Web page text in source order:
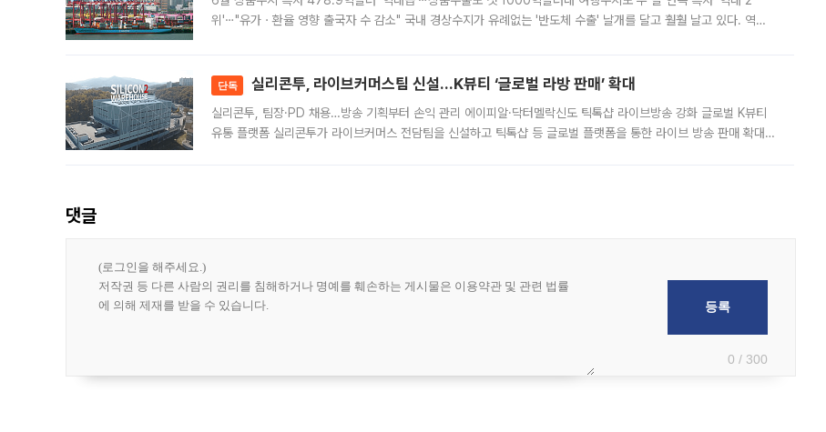
위'⋯"유가ㆍ환율 영향 출국자 수 감소" 국내 경상수지가 유례없는 '반도체 수출' 날개를 달고 훨훨 날고 있다. 역대
단독 실리콘투, 라이브커머스팀 신설…K뷰티 ‘글로벌 라방 판매’ 확대
실리콘투, 팀장·PD 채용…방송 기획부터 손익 관리 에이피알·닥터멜락신도 틱톡샵 라이브방송 강화 글로벌 K뷰티
유통 플랫폼 실리콘투가 라이브커머스 전담팀을 신설하고 틱톡샵 등 글로벌 플랫폼을 통한 라이브 방송 판매 확대에
댓글
0 / 300